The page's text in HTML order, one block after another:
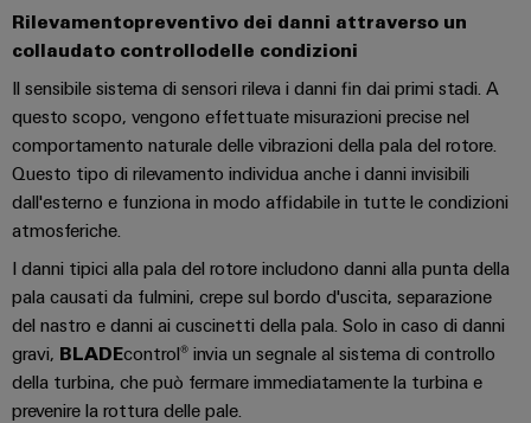
di
fabbrica
Oil
&
Gas
Garantire
la
sicurezza
funzionamento
con
soluzioni
in
rete
per
l'industria
Manufacturer
Morsetti
per
circuito
stampato
e
connettori
PCB
Servizi
per
connettori
PCB
Distributori
bus
di
campo
Automazione
e
software
Comandi
Sistemi
I/O
Rilevamentopreventivo dei danni attraverso un
collaudato controllodelle condizioni
Il sensibile sistema di sensori rileva i danni fin dai primi stadi. A
questo scopo, vengono effettuate misurazioni precise nel
comportamento naturale delle vibrazioni della pala del rotore.
Questo tipo di rilevamento individua anche i danni invisibili
dall'esterno e funziona in modo affidabile in tutte le condizioni
atmosferiche.
I danni tipici alla pala del rotore includono danni alla punta della
pala causati da fulmini, crepe sul bordo d'uscita, separazione
del nastro e danni ai cuscinetti della pala. Solo in caso di danni
gravi, BLADEcontrol® invia un segnale al sistema di controllo
della turbina, che può fermare immediatamente la turbina e
prevenire la rottura delle pale.